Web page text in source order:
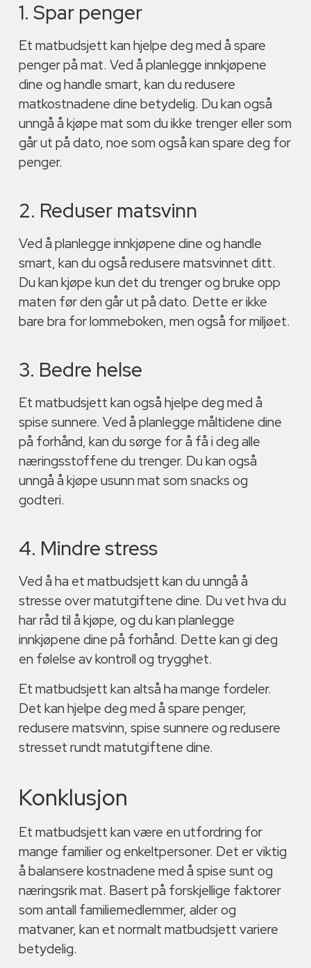
1. Spar penger
Et matbudsjett kan hjelpe deg med å spare
penger på mat. Ved å planlegge innkjøpene
dine og handle smart, kan du redusere
matkostnadene dine betydelig. Du kan også
unngå å kjøpe mat som du ikke trenger eller som
går ut på dato, noe som også kan spare deg for
penger.
2. Reduser matsvinn
Ved å planlegge innkjøpene dine og handle
smart, kan du også redusere matsvinnet ditt.
Du kan kjøpe kun det du trenger og bruke opp
maten før den går ut på dato. Dette er ikke
bare bra for lommeboken, men også for miljøet.
3. Bedre helse
Et matbudsjett kan også hjelpe deg med å
spise sunnere. Ved å planlegge måltidene dine
på forhånd, kan du sørge for å få i deg alle
næringsstoffene du trenger. Du kan også
unngå å kjøpe usunn mat som snacks og
godteri.
4. Mindre stress
Ved å ha et matbudsjett kan du unngå å
stresse over matutgiftene dine. Du vet hva du
har råd til å kjøpe, og du kan planlegge
innkjøpene dine på forhånd. Dette kan gi deg
en følelse av kontroll og trygghet.
Et matbudsjett kan altså ha mange fordeler.
Det kan hjelpe deg med å spare penger,
redusere matsvinn, spise sunnere og redusere
stresset rundt matutgiftene dine.
Konklusjon
Et matbudsjett kan være en utfordring for
mange familier og enkeltpersoner. Det er viktig
å balansere kostnadene med å spise sunt og
næringsrik mat. Basert på forskjellige faktorer
som antall familiemedlemmer, alder og
matvaner, kan et normalt matbudsjett variere
betydelig.